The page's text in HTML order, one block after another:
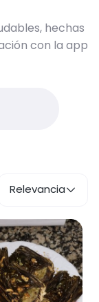
hechas
con la app
Relevancia